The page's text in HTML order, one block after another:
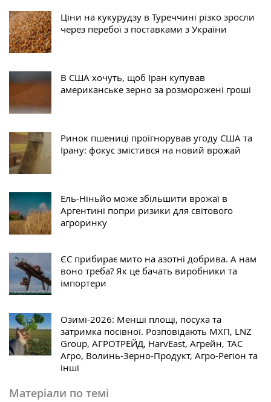
Ціни на кукурудзу в Туреччині різко зросли
через перебої з поставками з України
В США хочуть, щоб Іран купував
американське зерно за розморожені гроші
Ринок пшениці проігнорував угоду США та
Ірану: фокус змістився на новий врожай
Ель-Ніньйо може збільшити врожаї в
Аргентині попри ризики для світового
агроринку
ЄС прибирає мито на азотні добрива. А нам
воно треба? Як це бачать виробники та
імпортери
Озимі-2026: Менші площі, посуха та
затримка посівної. Розповідають МХП, LNZ
Group, АГРОТРЕЙД, HarvEast, Агрейн, ТАС
Агро, Волинь-Зерно-Продукт, Агро-Регіон та
інші
Матеріали по темі